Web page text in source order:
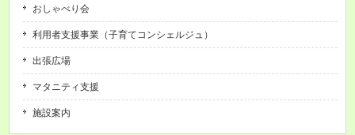
おしゃべり会
利用者支援事業（子育てコンシェルジュ）
出張広場
マタニティ支援
施設案内